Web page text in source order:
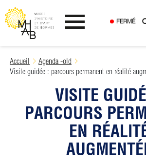
Skip
Ouvrir le menu
FERMÉ
Accueil
Agenda -old
Visite guidée : parcours permanent en réalité
VISITE
PARCOURS
EN